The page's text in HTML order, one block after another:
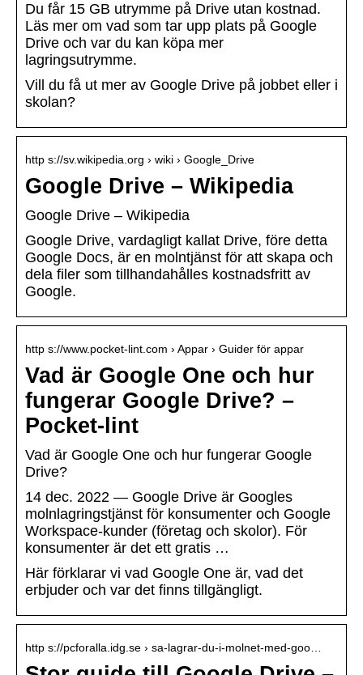
Du får 15 GB utrymme på Drive utan kostnad.
Läs mer om vad som tar upp plats på Google
Drive och var du kan köpa mer
lagringsutrymme.
Vill du få ut mer av Google Drive på jobbet eller i
skolan?
http s://sv.wikipedia.org › wiki › Google_Drive
Google Drive – Wikipedia
Google Drive – Wikipedia
Google Drive, vardagligt kallat Drive, före detta
Google Docs, är en molntjänst för att skapa och
dela filer som tillhandahålles kostnadsfritt av
Google.
http s://www.pocket-lint.com › Appar › Guider för appar
Vad är Google One och hur
fungerar Google Drive? –
Pocket-lint
Vad är Google One och hur fungerar Google
Drive?
14 dec. 2022 — Google Drive är Googles
molnlagringstjänst för konsumenter och Google
Workspace-kunder (företag och skolor). För
konsumenter är det ett gratis …
Här förklarar vi vad Google One är, vad det
erbjuder och var det finns tillgängligt.
http s://pcforalla.idg.se › sa-lagrar-du-i-molnet-med-goo…